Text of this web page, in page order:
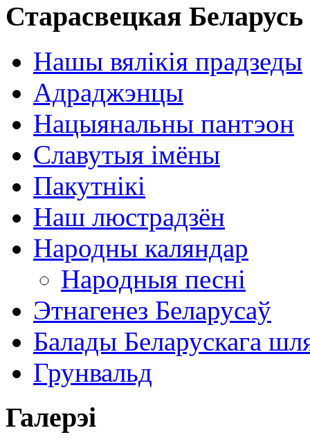
Старасвецкая Беларусь
Нашы вялікія прадзеды
Адраджэнцы
Нацыянальны пантэон
Славутыя імёны
Пакутнікі
Наш люстрадзён
Народны каляндар
Народныя песні
Этнагенез Беларусаў
Балады Беларускага
Грунвальд
Галерэі